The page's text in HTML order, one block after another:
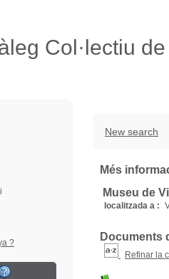
Col·lectiu
New search
Més
Museu de
localitzada a :
Documents
Refinar la
?